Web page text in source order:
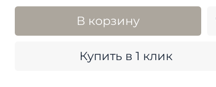
В корзину
Купить в 1 клик